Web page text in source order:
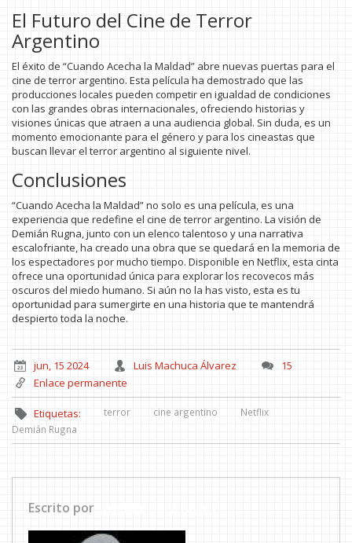
El Futuro del Cine de Terror
Argentino
El éxito de “Cuando Acecha la Maldad” abre nuevas puertas para el
cine de terror argentino. Esta película ha demostrado que las
producciones locales pueden competir en igualdad de condiciones
con las grandes obras internacionales, ofreciendo historias y
visiones únicas que atraen a una audiencia global. Sin duda, es un
momento emocionante para el género y para los cineastas que
buscan llevar el terror argentino al siguiente nivel.
Conclusiones
“Cuando Acecha la Maldad” no solo es una película, es una
experiencia que redefine el cine de terror argentino. La visión de
Demián Rugna, junto con un elenco talentoso y una narrativa
escalofriante, ha creado una obra que se quedará en la memoria de
los espectadores por mucho tiempo. Disponible en Netflix, esta cinta
ofrece una oportunidad única para explorar los recovecos más
oscuros del miedo humano. Si aún no la has visto, esta es tu
oportunidad para sumergirte en una historia que te mantendrá
despierto toda la noche.
jun, 15 2024 Luis Machuca Álvarez
15
Enlace permanente
Etiquetas: terror cine argentino
Netflix
Demián Rugna
Escrito por